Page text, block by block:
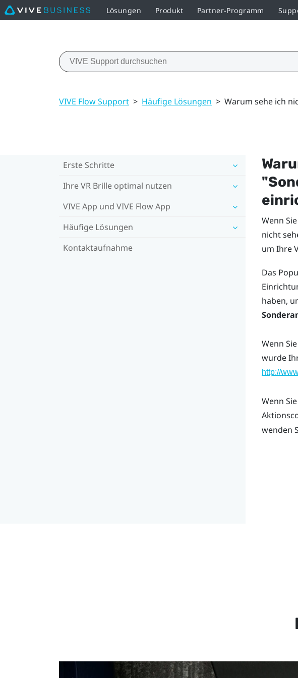
Lösungen Produkt Partner-Programm
VIVE Flow Support > Häufige Lösungen > Warum sehe ich
Erste Schritte
Ihre VR Brille optimal nutzen
VIVE App und VIVE Flow App
Häufige Lösungen
Kontaktaufnahme
"‍
Wenn
nicht
um Ihre
Das
haben,
Wenn
wurde
http://
Wenn
wenden